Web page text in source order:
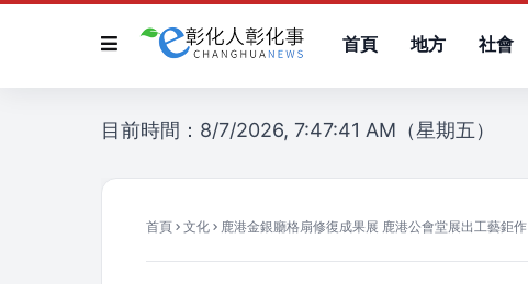
首頁 地方 社會
目前時間：8/7/2026, 7:47:41 AM（星期五）
首頁 文化 鹿港金銀廳格扇修復成果展 鹿港公會堂展出工藝鉅作